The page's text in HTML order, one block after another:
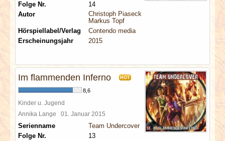
Folge Nr.
14
Autor
Christoph Piasecki
Markus Topf
Hörspiellabel/Verlag
Contendo media
Erscheinungsjahr
2015
Im flammenden Inferno HOT
8,6
Kinder u. Jugend
Annika Lange 01. Januar 2015
Serienname
Team Undercover
Folge Nr.
13